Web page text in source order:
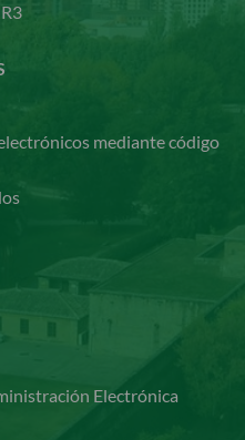
mediante código
Electrónica